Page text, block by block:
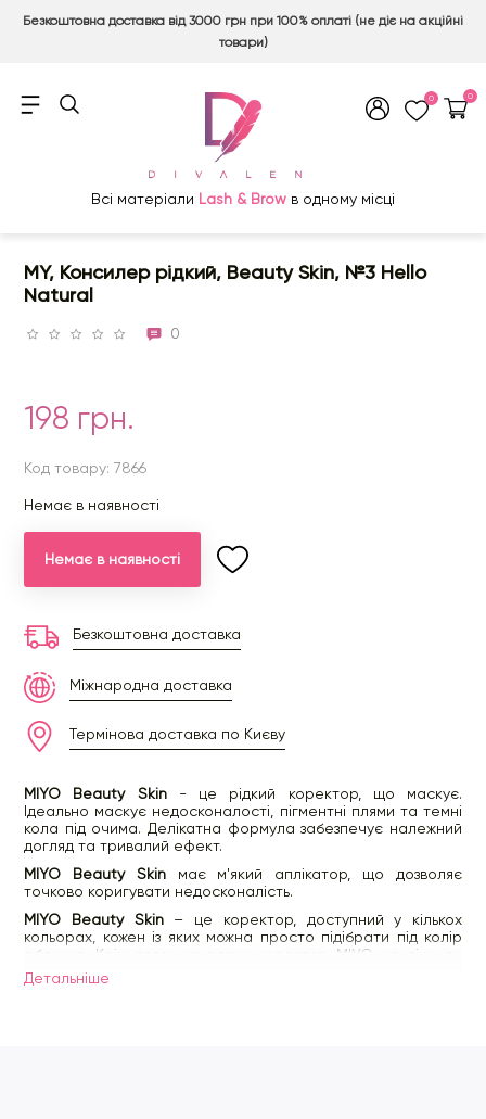
Безкоштовна доставка від 3000 грн при 100% оплаті (не діє на акційні
товари)
0 0
Всі матеріали Lash & Brow в одному місці
MY, Консилер рідкий, Beauty Skin, №3 Hello
Natural
0
198 грн.
Код товару: 7866
Немає в наявності
Немає в наявності
Безкоштовна доставка
Міжнародна доставка
Термінова доставка по Києву
MIYO Beauty Skin- це рідкий коректор, що маскує.
Ідеально маскує недосконалості, пігментні плями та темні
кола під очима. Делікатна формула забезпечує належний
догляд та тривалий ефект.
MIYO Beauty Skinмає м'який аплікатор, що дозволяє
точково коригувати недосконалість.
MIYO Beauty Skin– це коректор, доступний у кількох
кольорах, кожен із яких можна просто підібрати під колір
обличчя. Крім того, наносячи коректор MIYO на віки, ви
можете дуже легко створити ефект cut crease.
Детальнiше